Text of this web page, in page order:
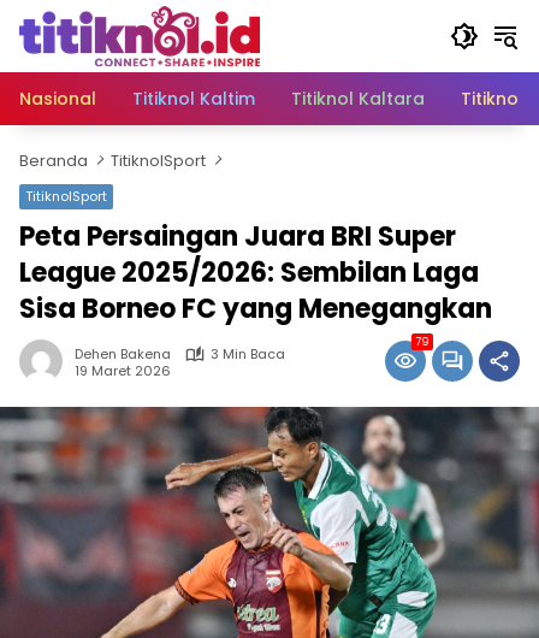
Langsung
konten
Nasional
Titiknol Kaltim Titiknol Kaltara Titiknol
Beranda TitiknolSport
TitiknolSport
Peta Persaingan Juara BRI Super
League 2025/2026: Sembilan Laga
Sisa Borneo FC yang Menegangkan
Dehen Bakena
3 Min Baca
19 Maret 2026
79